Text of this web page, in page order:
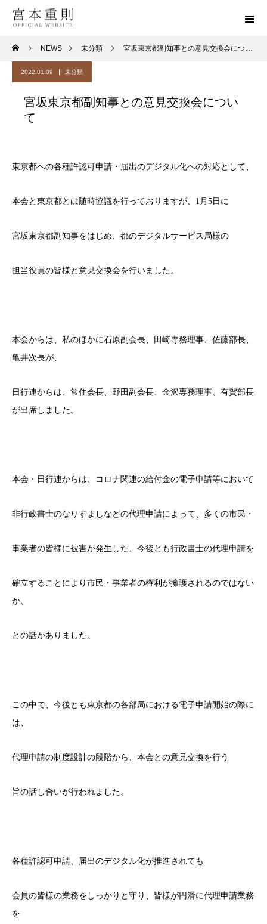
NEWS 未分類 宮坂東京都副知事との意見交換会について
2022.01.09 未分類
宮坂東京都副知事との意見交換会につい
て
東京都への各種許認可申請・届出のデジタル化への対応として、
本会と東京都とは随時協議を行っておりますが、1月5日に
宮坂東京都副知事をはじめ、都のデジタルサービス局様の
担当役員の皆様と意見交換会を行いました。
本会からは、私のほかに石原副会長、田崎専務理事、佐藤部長、
亀井次長が、
日行連からは、常住会長、野田副会長、金沢専務理事、有賀部長
が出席しました。
本会・日行連からは、コロナ関連の給付金の電子申請等において
非行政書士のなりすましなどの代理申請によって、多くの市民・
事業者の皆様に被害が発生した、 今後とも行政書士の代理申請を
確立することにより市民・事業者の権利が擁護されるのではない
か、
との話がありました。
この中で、今後とも東京都の各部局における電子申請開始の際に
は、
代理申請の制度設計の段階から、本会との意見交換を行う
旨の話し合いが行われました。
各種許認可申請、届出のデジタル化が推進されても
会員の皆様の業務をしっかりと守り、皆様が円滑に代理申請業務
を